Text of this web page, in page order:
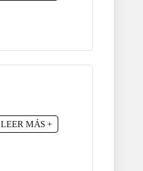
LEER MÁS +